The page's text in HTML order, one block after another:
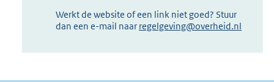
Werkt de website of een link niet goed? Stuur
dan een e-mail naar regelgeving@overheid.nl